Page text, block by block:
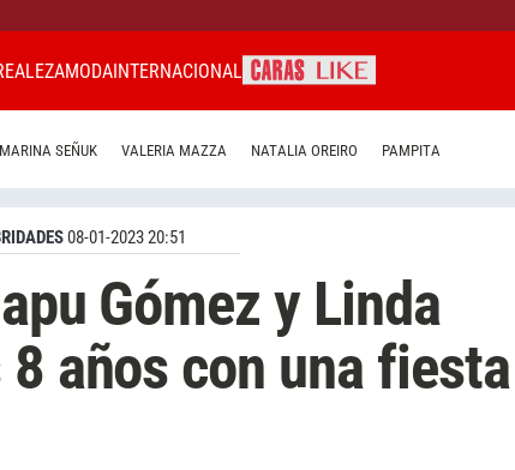
MODAINTERNACIONAL
MARINA SEÑUK VALERIA MAZZA NATALIA OREIRO PAMPITA
08-01-2023 20:51
Gómez y Linda
años con una fiesta